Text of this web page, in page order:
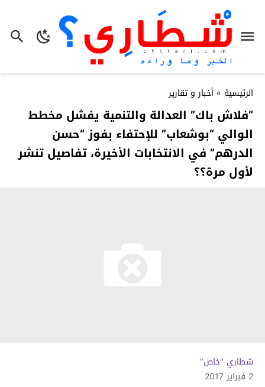
الرئيسية » أخبار و تقارير
“فلاش باك” العدالة والتنمية يفشل مخطط
الوالي “بوشعاب” للإحتفاء بفوز “حسن
الدرهم” في الانتخابات الأخيرة، تفاصيل تنشر
لأول مرة؟؟
شطاري "خاص"
2 فبراير 2017